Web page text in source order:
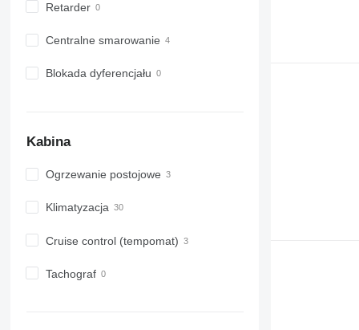
Retarder
Centralne smarowanie
Blokada dyferencjału
Kabina
Ogrzewanie postojowe
Klimatyzacja
Cruise control (tempomat)
Tachograf